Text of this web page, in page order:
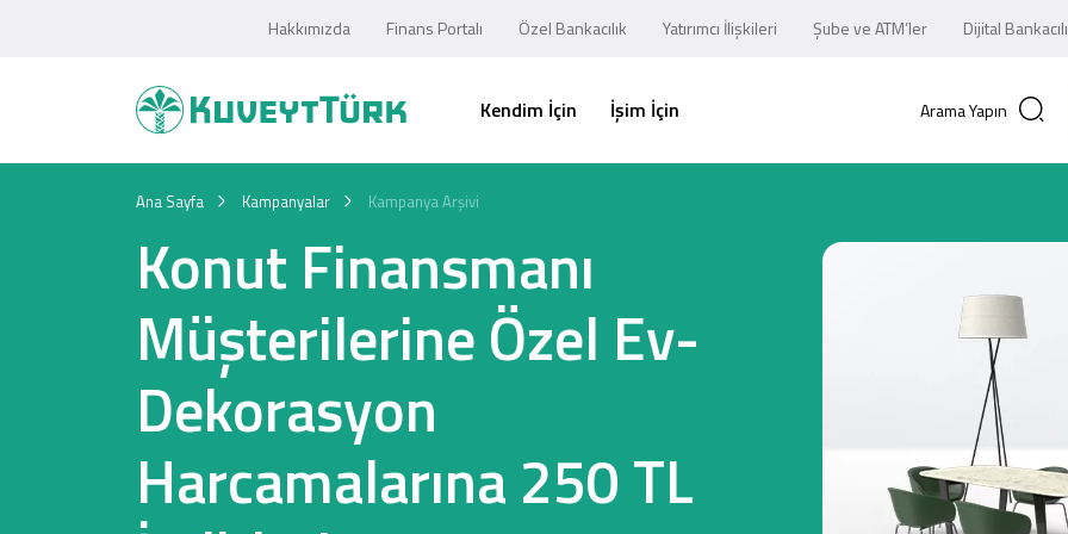
Hakkımızda Finans Portalı Özel Bankacılık Yatırımcı İlişkileri Şube ve ATM’ler Dijital
Kendim İçin İşim İçin Arama Yapın
Ana Sayfa Kampanyalar Kampanya Arşivi
Konut Finansmanı
Müşterilerine Özel Ev-
Dekorasyon
Harcamalarına 250 TL